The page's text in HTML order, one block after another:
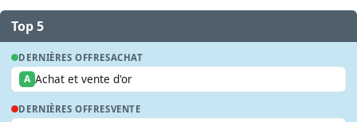
Top 5
DERNIÈRES OFFRESACHAT
A Achat et vente d'or
DERNIÈRES OFFRESVENTE